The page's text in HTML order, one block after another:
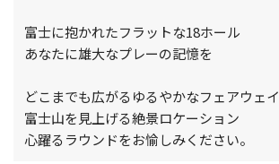
富士に抱かれたフラットな18ホール
あなたに雄大なプレーの記憶を
どこまでも広がるゆるやかなフェアウェイ
富士山を見上げる絶景ロケーション
心躍るラウンドをお愉しみください。